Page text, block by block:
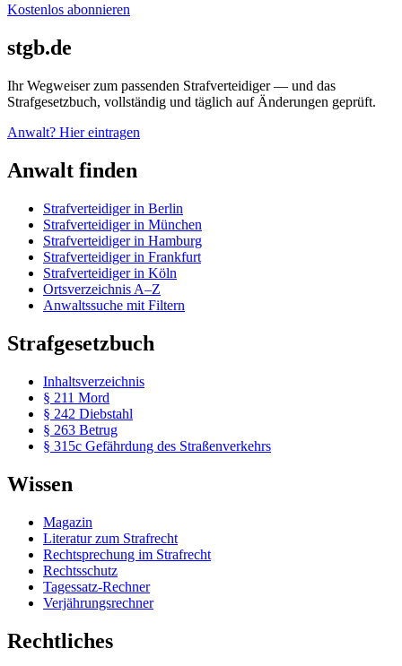
Kostenlos abonnieren
stgb.de
Ihr Wegweiser zum passenden Strafverteidiger — und das
Strafgesetzbuch, vollständig und täglich auf Änderungen geprüft.
Anwalt? Hier eintragen
Anwalt finden
Strafverteidiger in Berlin
Strafverteidiger in München
Strafverteidiger in Hamburg
Strafverteidiger in Frankfurt
Strafverteidiger in Köln
Ortsverzeichnis A–Z
Anwaltssuche mit Filtern
Strafgesetzbuch
Inhaltsverzeichnis
§ 211 Mord
§ 242 Diebstahl
§ 263 Betrug
§ 315c Gefährdung des Straßenverkehrs
Wissen
Magazin
Literatur zum Strafrecht
Rechtsprechung im Strafrecht
Rechtsschutz
Tagessatz-Rechner
Verjährungsrechner
Rechtliches